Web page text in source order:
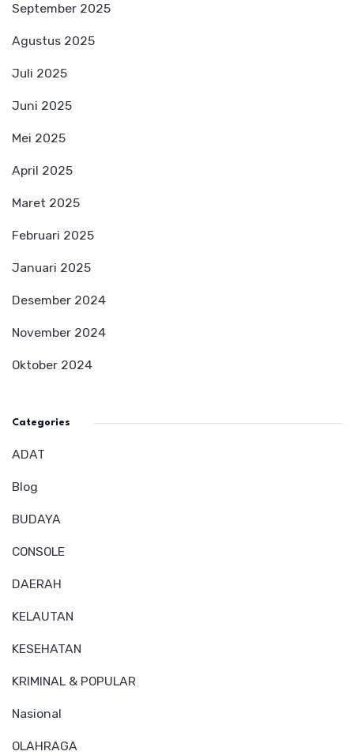
September 2025
Agustus 2025
Juli 2025
Juni 2025
Mei 2025
April 2025
Maret 2025
Februari 2025
Januari 2025
Desember 2024
November 2024
Oktober 2024
Categories
ADAT
Blog
BUDAYA
CONSOLE
DAERAH
KELAUTAN
KESEHATAN
KRIMINAL & POPULAR
Nasional
OLAHRAGA